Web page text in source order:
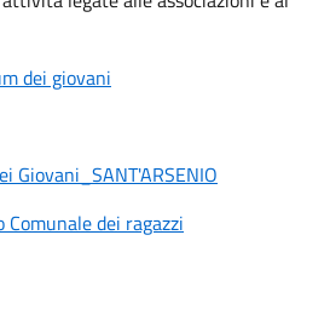
dei giovani
Giovani_SANT'ARSENIO
Comunale dei ragazzi